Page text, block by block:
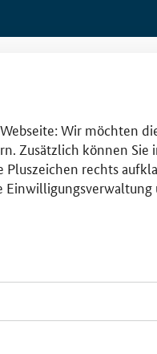
Wir möchten
Zusätzlich können Sie
rechts